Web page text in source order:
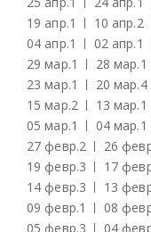
19 апр.1 10 апр.2
04 апр.1 02 апр.1
29 мар.1 28 мар.1
23 мар.1 20 мар.4
15 мар.2 13 мар.1
05 мар.1 04 мар.1
27 февр.2 26
19 февр.3 17
14 февр.3 13
09 февр.1 08
05 февр.3 04